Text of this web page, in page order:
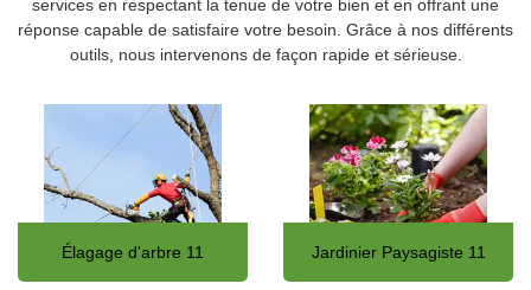
services en respectant la tenue de votre bien et en offrant une
réponse capable de satisfaire votre besoin. Grâce à nos différents
outils, nous intervenons de façon rapide et sérieuse.
Élagage d'arbre 11 Jardinier Paysagiste 11